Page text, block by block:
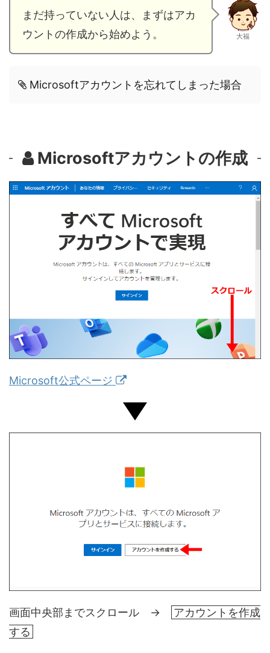
まだ持っていない人は、まずはアカ
ウントの作成から始めよう。
大福
Microsoftアカウントを忘れてしまった場合
Microsoftアカウントの作成
Microsoft公式ページ
画面中央部までスクロール →
アカウントを作成
する